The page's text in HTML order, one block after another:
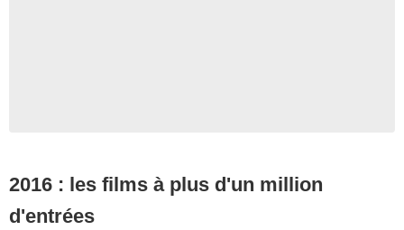
2016 : les films à plus d'un million
d'entrées